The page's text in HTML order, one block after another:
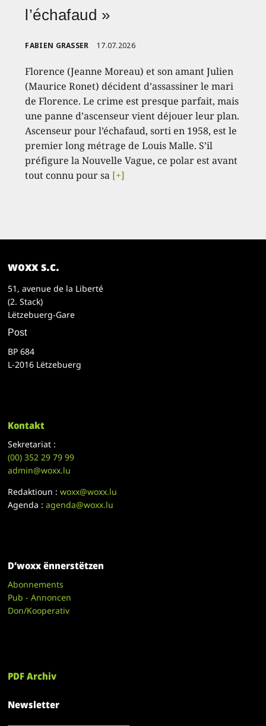
l’échafaud »
FABIEN GRASSER 17.07.2026
Florence (Jeanne Moreau) et son amant Julien
(Maurice Ronet) décident d’assassiner le mari
de Florence. Le crime est presque parfait, mais
une panne d’ascenseur vient déjouer leur plan.
Ascenseur pour l’échafaud, sorti en 1958, est le
premier long métrage de Louis Malle. S’il
préfigure la Nouvelle Vague, ce polar est avant
tout connu pour sa [+]
woxx s.c.
51, avenue de la Liberté
(2. Stack)
Lëtzebuerg-Gare
Post
BP 684
L-2016 Lëtzebuerg
Kontakt
Sekretariat :
(00)352 29 79 99
admin@woxx.lu
Redaktioun :woxx@woxx.lu
Agenda :agenda@woxx.lu
D’woxx ënnerstëtzen
Abonnements
Pub - Annoncen
Don/Kooperativ
PDF Archiv
Newsletter